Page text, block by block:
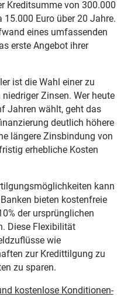
Kreditsumme von 300.000
15.000 Euro über 20 Jahre.
eines umfassenden
erste Angebot ihrer
ist die Wahl einer zu
Zinsen. Wer heute
Jahren wählt, geht das
deutlich höhere
längere Zinsbindung von
erhebliche Kosten
kann
bieten kostenfreie
der ursprünglichen
Diese Flexibilität
wie
zur Kredittilgung zu
zu sparen.
kostenlose Konditionen-